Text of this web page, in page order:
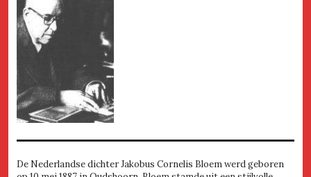
De Nederlandse dichter Jakobus Cornelis Bloem werd geboren